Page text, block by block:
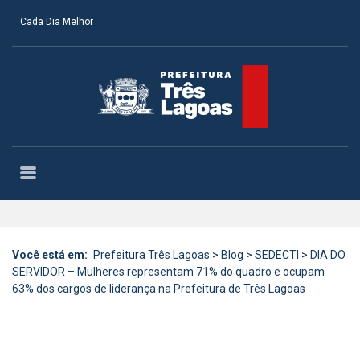
Cada Dia Melhor
Você está em: Prefeitura Três Lagoas > Blog > SEDECTI > DIA DO
SERVIDOR – Mulheres representam 71% do quadro e ocupam
63% dos cargos de liderança na Prefeitura de Três Lagoas